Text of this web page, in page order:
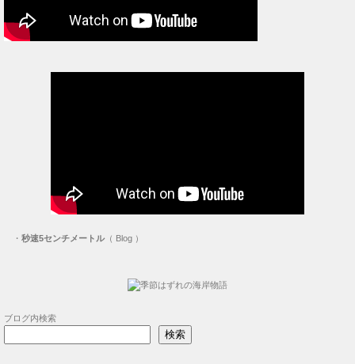
・ 秒速5センチメートル（ Blog ）
ブログ内検索
検索